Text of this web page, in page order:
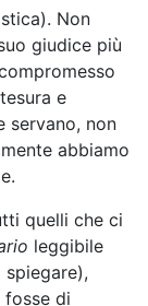
Non
giudice più
e
servano, non
abbiamo
quelli che ci
leggibile
fosse di